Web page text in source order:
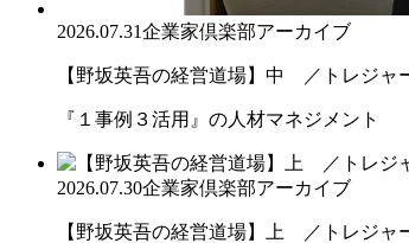
2026.07.31企業家倶楽部アーカイブ
【野坂英吾の経営道場】中 ／トレジャ
『１事例３活用』の人材マネジメント
2026.07.30企業家倶楽部アーカイブ
【野坂英吾の経営道場】上 ／トレジャ